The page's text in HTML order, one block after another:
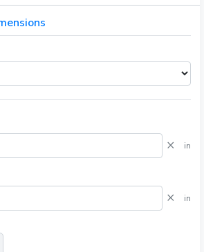
× in
× in